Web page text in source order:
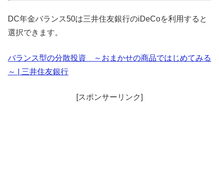
DC年金バランス50は三井住友銀行のiDeCoを利用すると
選択できます。
バランス型の分散投資 ～おまかせの商品ではじめてみる
～ | 三井住友銀行
[スポンサーリンク]